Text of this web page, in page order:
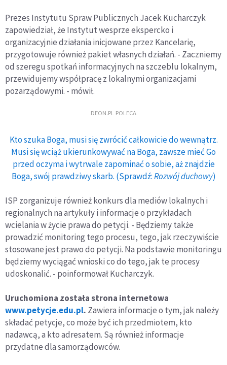
Prezes Instytutu Spraw Publicznych Jacek Kucharczyk
zapowiedział, że Instytut wesprze ekspercko i
organizacyjnie działania inicjowane przez Kancelarię,
przygotowuje również pakiet własnych działań. - Zaczniemy
od szeregu spotkań informacyjnych na szczeblu lokalnym,
przewidujemy współpracę z lokalnymi organizacjami
pozarządowymi. - mówił.
DEON.PL POLECA
Kto szuka Boga, musi się zwrócić całkowicie do wewnątrz.
Musi się wciąż ukierunkowywać na Boga, zawsze mieć Go
przed oczyma i wytrwale zapominać o sobie, aż znajdzie
Boga, swój prawdziwy skarb. (Sprawdź:Rozwój duchowy)
ISP zorganizuje również konkurs dla mediów lokalnych i
regionalnych na artykuły i informacje o przykładach
wcielania w życie prawa do petycji. - Będziemy także
prowadzić monitoring tego procesu, tego, jak rzeczywiście
stosowane jest prawo do petycji. Na podstawie monitoringu
będziemy wyciągać wnioski co do tego, jak te procesy
udoskonalić. - poinformował Kucharczyk.
Uruchomiona została strona internetowa
www.petycje.edu.pl. Zawiera informacje o tym, jak należy
składać petycje, co może być ich przedmiotem, kto
nadawcą, a kto adresatem. Są również informacje
przydatne dla samorządowców.